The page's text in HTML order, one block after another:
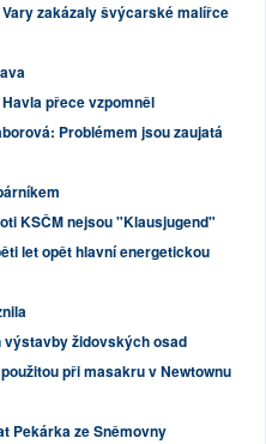
zakázaly švýcarské malířce
přece vzpomněl
Problémem jsou zaujatá
KSČM nejsou "Klausjugend"
let opět hlavní energetickou
výstavby židovských osad
při masakru v Newtownu
Pekárka ze Sněmovny